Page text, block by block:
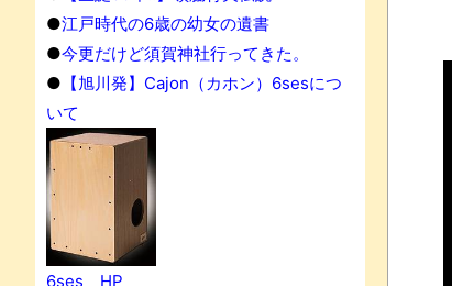
●江戸時代の6歳の幼女の遺書
●今更だけど須賀神社行ってきた。
● 【旭川発】Cajon（カホン）6sesにつ
いて
6ses HP